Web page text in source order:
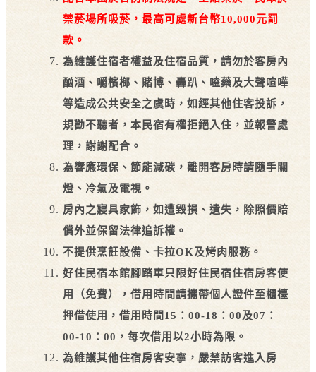
禁菸場所吸菸，最高可處新台幣10,000元罰
款。
為維護住宿者權益及住宿品質，請勿於客房內
酗酒、嚼檳榔、賭博、轟趴、嗑藥及大聲喧嘩
等造成公共安全之虞時，如經其他住客投訴，
規勸不聽者，本民宿有權拒絕入住，並報警處
理，謝謝配合。
為響應環保、節能減碳，離開客房時請隨手關
燈、冷氣及電視。
房內之寢具家飾，如遭毀損、遺失，除照價賠
償外並保留法律追訴權。
不提供烹飪設備、卡拉OK及烤肉服務。
好住民宿本館腳踏車只限好住民宿住宿房客使
用（免費），借用時間請攜帶個人證件至櫃檯
押借使用，借用時間15：00-18：00及07：
00-10：00，每次借用以2小時為限。
為維護其他住宿房客安寧，嚴禁訪客進入房